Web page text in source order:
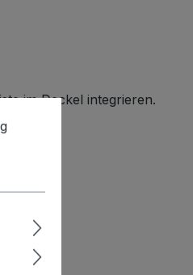
im Deckel integrieren.